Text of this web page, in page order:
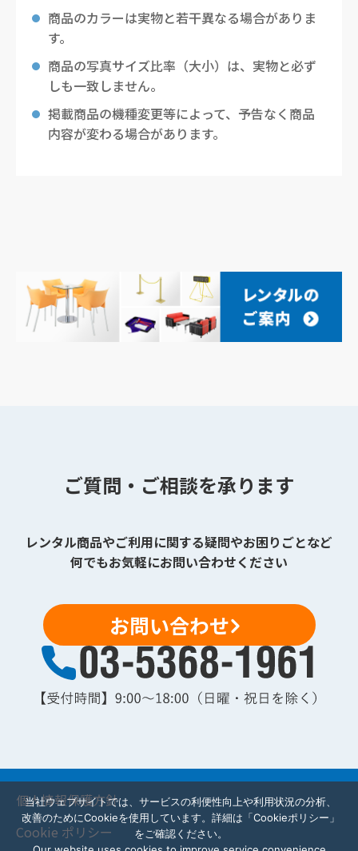
商品のカラーは実物と若干異なる場合がありま
す。
商品の写真サイズ比率（大小）は、実物と必ず
しも一致しません。
掲載商品の機種変更等によって、予告なく商品
内容が変わる場合があります。
ご質問・ご相談を承ります
レンタル商品やご利用に関する疑問やお困りごとなど
何でもお気軽にお問い合わせください
お問い合わせ
個人情報保護方針
Cookie ポリシー
当社ウェブサイトでは、サービスの利便性向上や利用状況の分析、
改善のためにCookieを使用しています。詳細は「Cookieポリシー」
をご確認ください。